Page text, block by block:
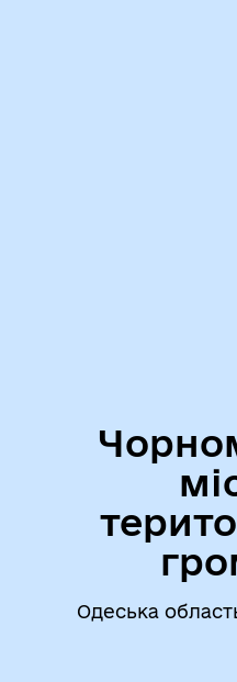
Одеська